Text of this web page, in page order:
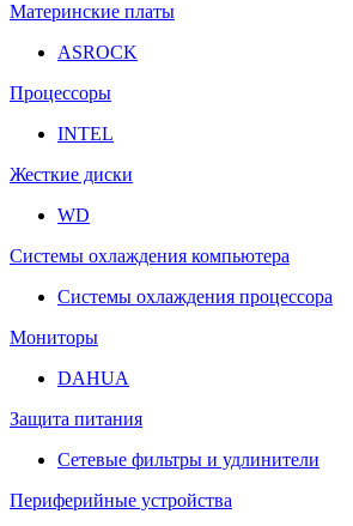
Материнские платы
ASROCK
Процессоры
INTEL
Жесткие диски
WD
Системы охлаждения компьютера
Системы охлаждения процессора
Мониторы
DAHUA
Защита питания
Сетевые фильтры и удлинители
Периферийные устройства